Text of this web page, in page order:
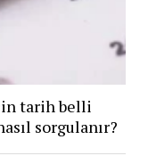
tarih belli
sorgulanır?